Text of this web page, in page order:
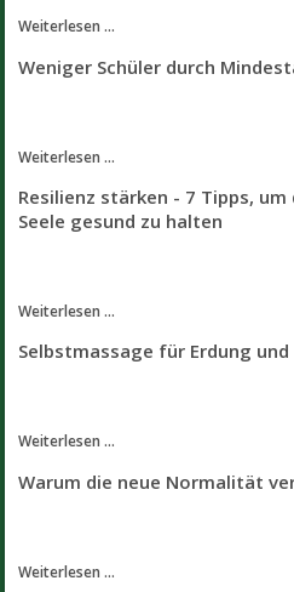
Weiterlesen ...
Weniger Schüler durch
Weiterlesen ...
Resilienz stärken - 7 Tipps,
Seele gesund zu halten
Weiterlesen ...
Selbstmassage für Erdung
Weiterlesen ...
Warum die neue Normalität
Weiterlesen ...